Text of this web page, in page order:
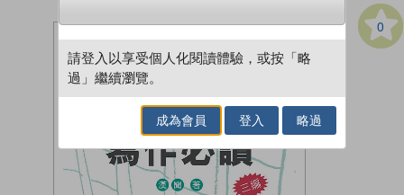
0
請登入以享受個人化閱讀體驗，或按「略
過」繼續瀏覽。
成為會員 登入 略過